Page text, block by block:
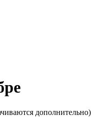
дополнительно)